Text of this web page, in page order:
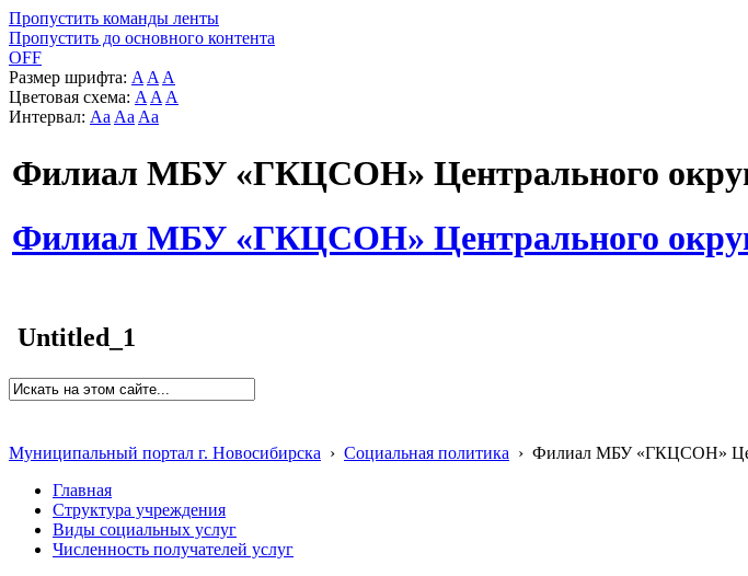
Пропустить команды ленты
Пропустить до основного контента
OFF
Размер шрифта: A A A
Цветовая схема: A A A
Интервал: Aa Aa Aa
Филиал МБУ «ГКЦСОН» Центрального
Филиал МБУ «ГКЦСОН» Центрального
Untitled_1
Муниципальный портал г. Новосибирска › Социальная политика › Филиал МБУ «ГКЦСОН»
Главная
Структура учреждения
Виды социальных услуг
Численность получателей услуг